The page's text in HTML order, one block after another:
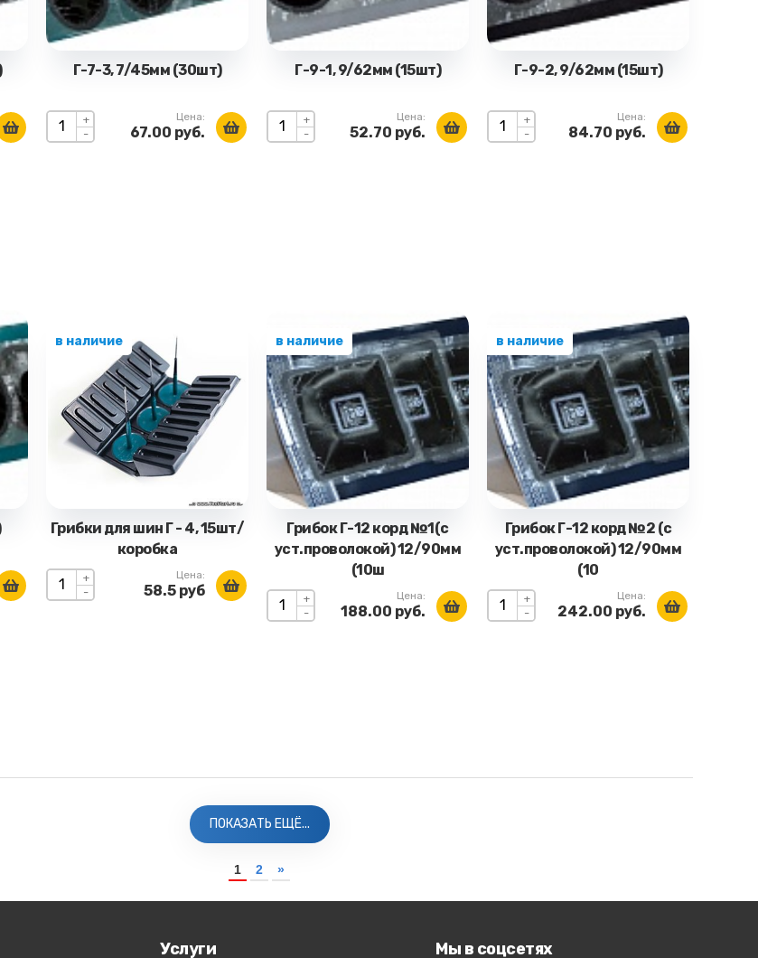
Г-7-3, 7/45мм (30шт)
+
-
Цена:
67.00 руб.
Г-9-1, 9/62мм (15шт)
+
-
Цена:
52.70 руб.
Г-9-2, 9/62мм (15шт)
+
-
Цена:
84.70 руб.
в наличие
Грибки для шин Г - 4, 15шт/
коробка
+
-
Цена:
58.5 руб
в наличие
Грибок Г-12 корд №1(с
уст.проволокой) 12/90мм
(10ш
+
-
Цена:
188.00 руб.
в наличие
Грибок Г-12 корд №2 (с
уст.проволокой) 12/90мм
(10
+
-
Цена:
242.00 руб.
ПОКАЗАТЬ ЕЩЁ...
1 2 »
Услуги Мы в соцсетях